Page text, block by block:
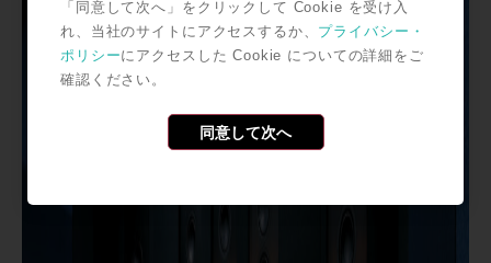
「同意して次へ」をクリックして Cookie を受け入
れ、当社のサイトにアクセスするか、 プライバシー・
ポリシーにアクセスした Cookie についての詳細をご
確認ください。
同意して次へ